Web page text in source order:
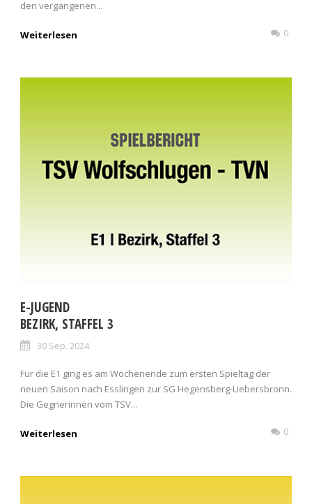
den vergangenen...
Weiterlesen 0
E-JUGEND
BEZIRK, STAFFEL 3
30 Sep. 2024
Für die E1 ging es am Wochenende zum ersten Spieltag der
neuen Saison nach Esslingen zur SG Hegensberg-Liebersbronn.
Die Gegnerinnen vom TSV...
Weiterlesen 0